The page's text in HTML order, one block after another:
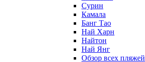
Сурин
Камала
Банг Тао
Най Харн
Найтон
Най Янг
Обзор всех пляжей